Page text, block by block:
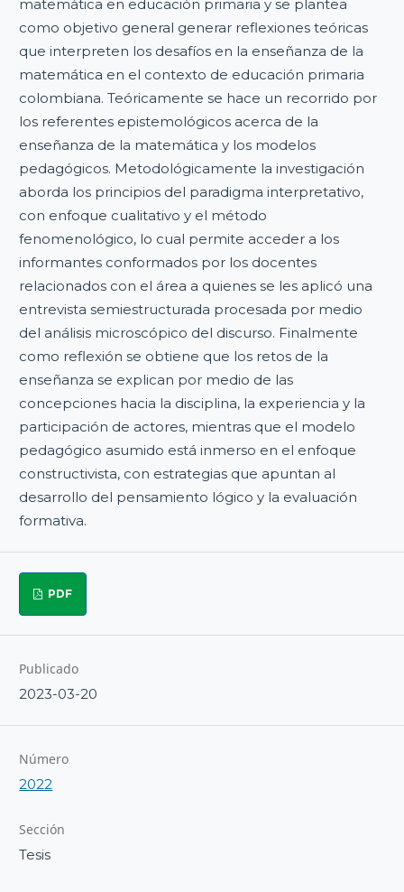
matemática en educación primaria y se plantea
como objetivo general generar reflexiones teóricas
que interpreten los desafíos en la enseñanza de la
matemática en el contexto de educación primaria
colombiana. Teóricamente se hace un recorrido por
los referentes epistemológicos acerca de la
enseñanza de la matemática y los modelos
pedagógicos. Metodológicamente la investigación
aborda los principios del paradigma interpretativo,
con enfoque cualitativo y el método
fenomenológico, lo cual permite acceder a los
informantes conformados por los docentes
relacionados con el área a quienes se les aplicó una
entrevista semiestructurada procesada por medio
del análisis microscópico del discurso. Finalmente
como reflexión se obtiene que los retos de la
enseñanza se explican por medio de las
concepciones hacia la disciplina, la experiencia y la
participación de actores, mientras que el modelo
pedagógico asumido está inmerso en el enfoque
constructivista, con estrategias que apuntan al
desarrollo del pensamiento lógico y la evaluación
formativa.
PDF
Publicado
2023-03-20
Número
2022
Sección
Tesis